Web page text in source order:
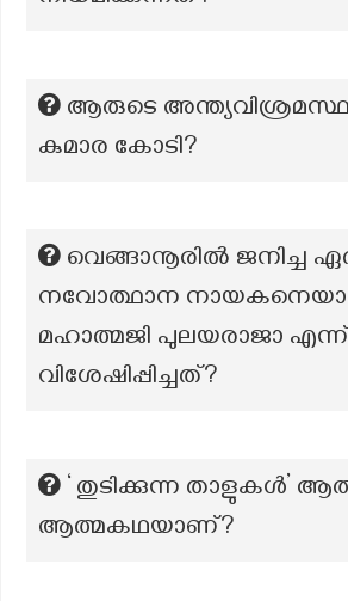
ആരുടെ
കുമാര കോടി?
വെങ്ങാനൂരിൽ ജനിച്ച
നവോത്ഥാന
മഹാത്മജി പുലയരാജാ
വിശേഷിപ്പിച്ചത്?
‘ തുടിക്കുന്ന താളുകൾ’
ആത്മകഥയാണ്?